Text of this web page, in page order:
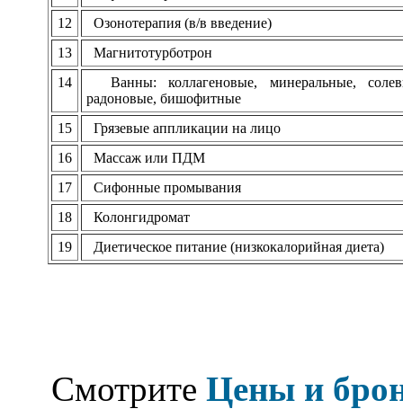
12
Озонотерапия (в/в введение)
13
Магнитотурботрон
14
Ванны: коллагеновые, минеральные,
радоновые, бишофитные
15
Грязевые аппликации на лицо
16
Массаж или ПДМ
17
Сифонные промывания
18
Колонгидромат
19
Диетическое питание (низкокалорийная диета)
Смотрите Цены и